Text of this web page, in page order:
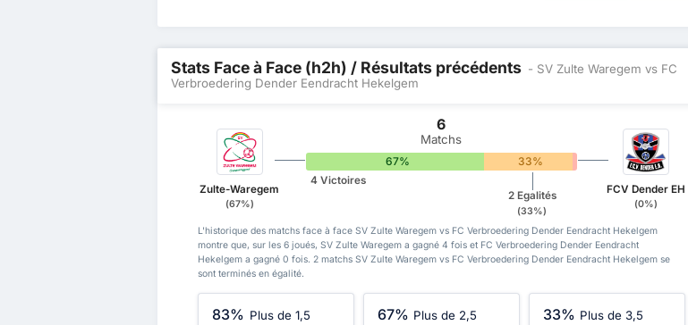
Stats Face à Face (h2h) / Résultats précédents - SV Zulte Waregem vs FC
Verbroedering Dender Eendracht Hekelgem
Zulte-Waregem
(67%)
6
Matchs
67% 33% 0%
4 Victoires
2 Egalités
(33%)
FCV Dender EH
(0%)
L'historique des matchs face à face SV Zulte Waregem vs FC Verbroedering Dender Eendracht Hekelgem
montre que, sur les 6 joués, SV Zulte Waregem a gagné 4 fois et FC Verbroedering Dender Eendracht
Hekelgem a gagné 0 fois. 2 matchs SV Zulte Waregem vs FC Verbroedering Dender Eendracht Hekelgem se
sont terminés en égalité.
83% Plus de 1,5 67% Plus de 2,5 33% Plus de 3,5